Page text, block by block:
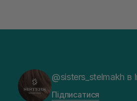
@sisters_stelmakh в
Підписатися